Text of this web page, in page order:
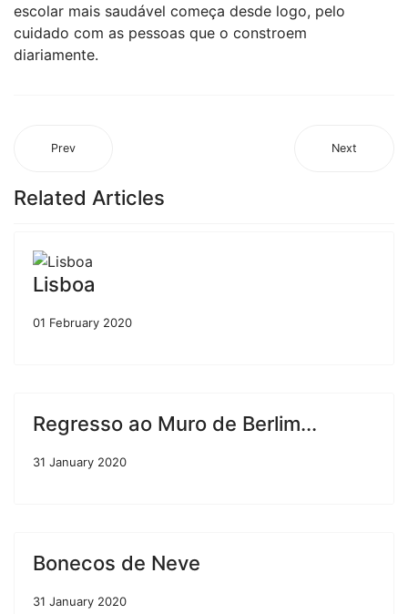
escolar mais saudável começa desde logo, pelo
cuidado com as pessoas que o constroem
diariamente.
Prev Next
Related Articles
Lisboa
01 February 2020
Regresso ao Muro de Berlim...
31 January 2020
Bonecos de Neve
31 January 2020